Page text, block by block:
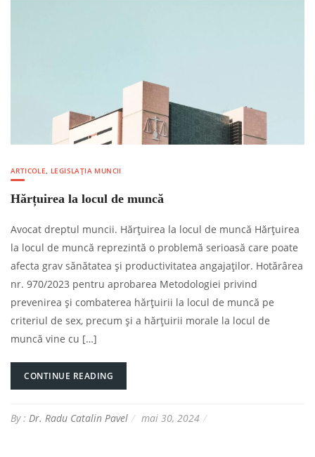
ARTICOLE, LEGISLAȚIA MUNCII
Hărțuirea la locul de muncă
Avocat dreptul muncii. Hărțuirea la locul de muncă Hărțuirea
la locul de muncă reprezintă o problemă serioasă care poate
afecta grav sănătatea și productivitatea angajaților. Hotărârea
nr. 970/2023 pentru aprobarea Metodologiei privind
prevenirea şi combaterea hărţuirii la locul de muncă pe
criteriul de sex, precum şi a hărţuirii morale la locul de
muncă vine cu […]
CONTINUE READING
By : Dr. Radu Catalin Pavel mai 30, 2024